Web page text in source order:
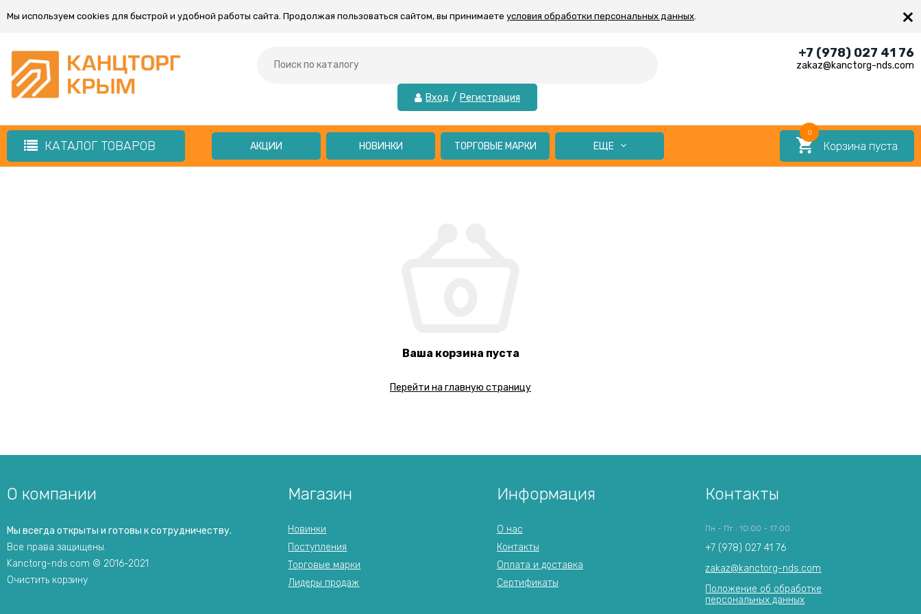
Мы используем cookies для быстрой и удобной работы сайта. Продолжая пользоваться сайтом, вы принимаете условия обработки персональных данных. ×
Вход / Регистрация
+7 (978) 027 41 76
zakaz@kanctorg-nds.com
КАТАЛОГ ТОВАРОВ Корзина пуста
0
АКЦИИ НОВИНКИ ТОРГОВЫЕ МАРКИ ЕЩЕ
Ваша корзина пуста
Перейти на главную страницу
О компании
Мы всегда открыты и готовы к сотрудничеству.
Все права защищены.
Kanctorg-nds.com © 2016-2021
Очистить корзину
Магазин
Новинки
Поступления
Торговые марки
Лидеры продаж
Информация
О нас
Контакты
Оплата и доставка
Сертификаты
Контакты
Пн - Пт : 10:00 - 17:00
+7 (978) 027 41 76
zakaz@kanctorg-nds.com
Положение об обработке
персональных данных